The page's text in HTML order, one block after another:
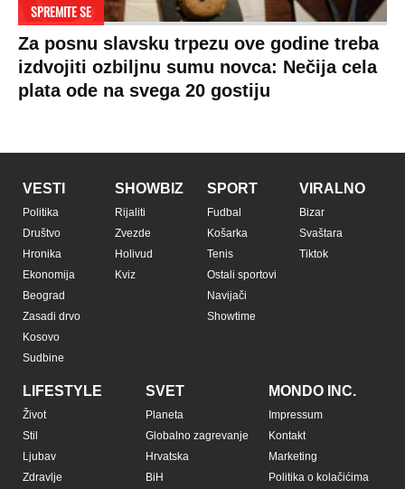
SPREMITE SE
Za posnu slavsku trpezu ove godine treba
izdvojiti ozbiljnu sumu novca: Nečija cela
plata ode na svega 20 gostiju
VESTI
Politika
Društvo
Hronika
Ekonomija
Beograd
Zasadi drvo
Kosovo
Sudbine
SHOWBIZ
Rijaliti
Zvezde
Holivud
Kviz
SPORT
Fudbal
Košarka
Tenis
Ostali sportovi
Navijači
Showtime
VIRALNO
Bizar
Svaštara
Tiktok
LIFESTYLE
Život
Stil
Ljubav
Zdravlje
SVET
Planeta
Globalno zagrevanje
Hrvatska
BiH
MONDO INC.
Impressum
Kontakt
Marketing
Politika o kolačićima